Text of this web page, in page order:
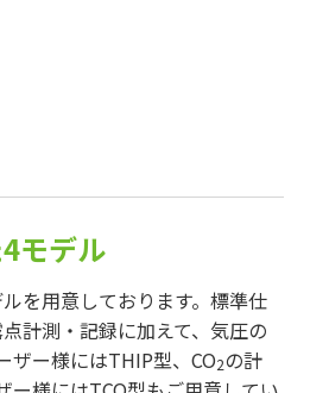
モデル
を用意しております。標準仕
計測・記録に加えて、気圧の
ザー様にはTHIP型、CO2の計